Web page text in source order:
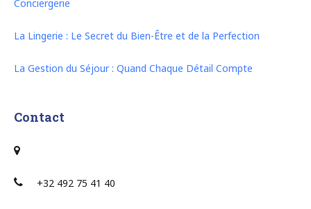
Conciergerie
La Lingerie : Le Secret du Bien-Être et de la Perfection
La Gestion du Séjour : Quand Chaque Détail Compte
Contact
+32 492 75 41 40